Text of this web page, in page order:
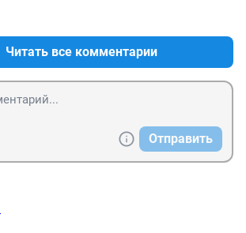
Читать все комментарии
Отправить